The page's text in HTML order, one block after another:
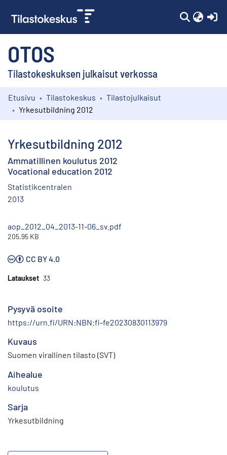
OTOS
Tilastokeskuksen julkaisut verkossa
Kokoelmat
Etusivu Tilastokeskus
Tilastojulkaisut
Yrkesutbildning 2012
Yrkesutbildning 2012
Ammatillinen koulutus 2012
Vocational education 2012
Statistikcentralen
2013
aop_2012_04_2013-11-06_sv.pdf
205.95 KB
CC BY 4.0
Lataukset 33
Pysyvä osoite
https://urn.fi/URN:NBN:fi-fe20230830113979
Kuvaus
Suomen virallinen tilasto (SVT)
Aihealue
koulutus
Sarja
Yrkesutbildning